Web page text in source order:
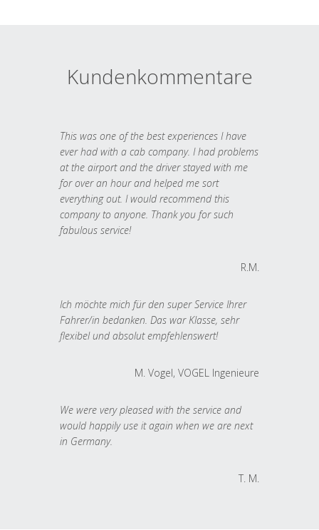
Kundenkommentare
This was one of the best experiences I have
ever had with a cab company. I had problems
at the airport and the driver stayed with me
for over an hour and helped me sort
everything out. I would recommend this
company to anyone. Thank you for such
fabulous service!
R.M.
Ich möchte mich für den super Service Ihrer
Fahrer/in bedanken. Das war Klasse, sehr
flexibel und absolut empfehlenswert!
M. Vogel, VOGEL Ingenieure
We were very pleased with the service and
would happily use it again when we are next
in Germany.
T. M.